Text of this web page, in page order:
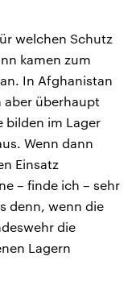
welchen Schutz
kamen zum
In Afghanistan
aber überhaupt
bilden im Lager
Wenn dann
Einsatz
– finde ich – sehr
denn, wenn die
die
Lagern